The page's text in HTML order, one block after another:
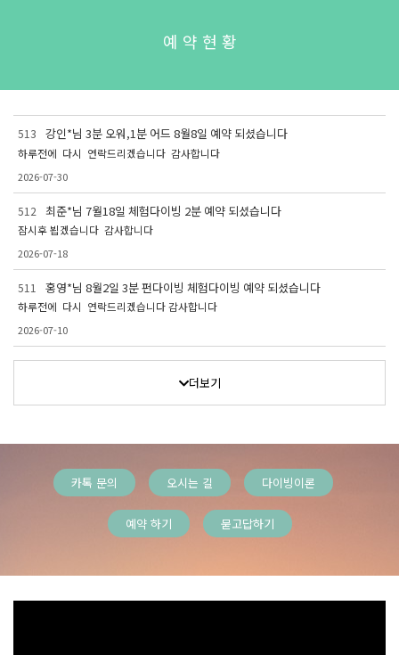
예 약 현 황
513 강인*님 3분 오워,1분 어드 8월8일 예약 되셨습니다
하루전에 다시 연락드리겠습니다 감사합니다
2026-07-30
512 최준*님 7월18일 체험다이빙 2분 예약 되셨습니다
잠시후 뵙겠습니다 감사합니다
2026-07-18
511 홍영*님 8월2일 3분 펀다이빙 체험다이빙 예약 되셨습니다
하루전에 다시 연락드리겠습니다 감사합니다
2026-07-10
더보기
카톡 문의 오시는 길 다이빙이론
예약 하기 묻고답하기